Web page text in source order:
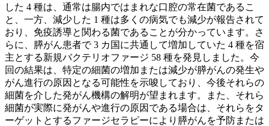
した 4 種は、通常は腸内ではまれな口腔の常在菌であるこ
と、一方、減少した 1 種は多くの病気でも減少が報告されて
おり、免疫誘導と関わる菌であることが分かっています。さ
らに、膵がん患者で 3 カ国に共通して増加していた 4 種を宿
主とする新規バクテリオファージ 58 種を発見しました。今
回の結果は、特定の細菌の増加または減少が膵がんの発生や
がん進行の原因となる可能性を示唆しており、今後それらの
細菌を介した発がん機構の解明が望まれます。また、それら
細菌が実際に発がんや進行の原因である場合は、それらをタ
ーゲットとするファージセラピーにより膵がんを予防または